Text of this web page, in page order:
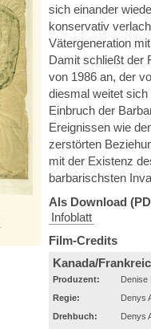
sich einander
konservativ
Vätergeneration
Damit schließt der
von 1986 an, der
diesmal weitet
Einbruch der
Ereignissen wie
zerstörten
mit der Existenz
barbarischsten
Als Download
Infoblatt
Film-Credits
Kanada/
Produzent:
Denise
Regie:
Denys
Drehbuch:
Denys